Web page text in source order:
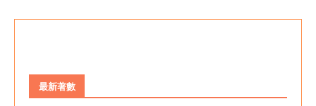
最新著數